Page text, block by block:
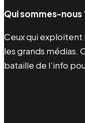
Qui sommes-nous
Ceux qui
les grands médias.
bataille de l’info